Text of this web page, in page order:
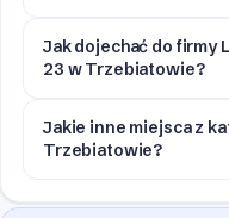
Jak dojechać do firmy
23 w Trzebiatowie?
Jakie inne miejsca z
Trzebiatowie?